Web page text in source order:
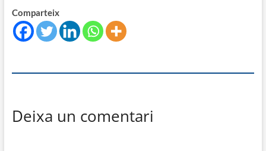
Comparteix
Deixa un comentari